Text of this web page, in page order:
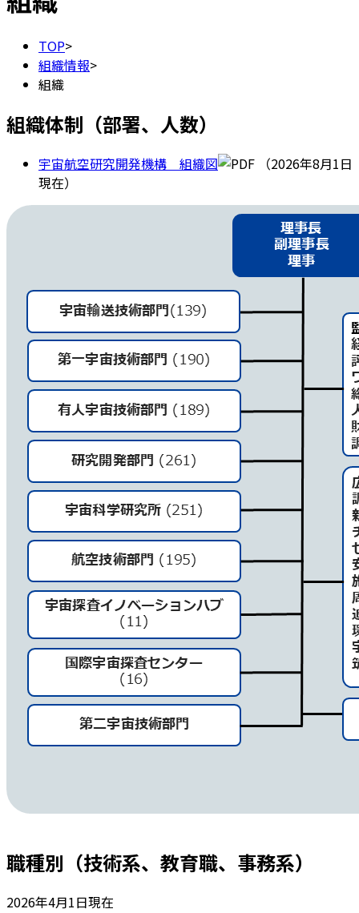
TOP>
組織情報>
組織
組織体制（部署、人数）
宇宙航空研究開発機構 組織図
（2026年8月1日
現在）
職種別（技術系、教育職、事務系）
2026年4月1日現在